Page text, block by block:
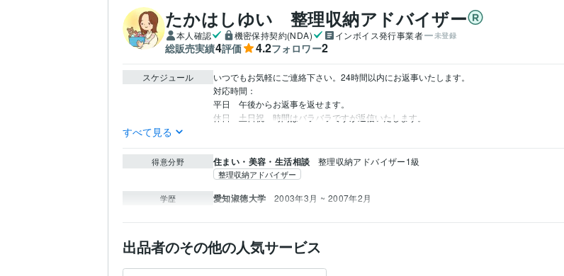
たかはしゆい 整理収納アドバイザー
本人確認 機密保持契約(NDA) インボイス発行事業者 未登録
総販売実績4評価 4.2フォロワー2
スケジュール
いつでもお気軽にご連絡下さい。24時間以内にお返事いたします。
対応時間：
平日　午後からお返事を返せます。
休日　土日祝　時間はバラバラですが返信いたします。
すべて見る
得意分野 住まい・美容・生活相談 整理収納アドバイザー1級
整理収納アドバイザー
学歴 愛知淑徳大学 2003年3月 ~ 2007年2月
出品者のその他の人気サービス